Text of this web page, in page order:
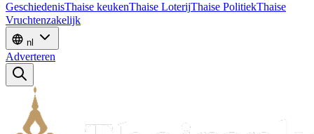
GeschiedenisThaise keukenThaise LoterijThaise PolitiekThaise
Vruchtenzakelijk
nl
Adverteren